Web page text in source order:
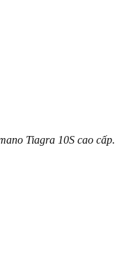
Tiagra 10S cao cấp.